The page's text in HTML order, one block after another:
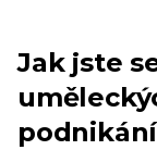
Jak jste